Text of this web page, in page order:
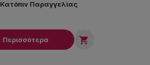
Κατόπιν Παραγγελίας
Περισσότερα 